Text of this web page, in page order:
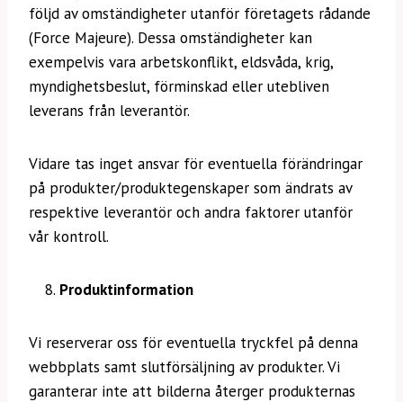
följd av omständigheter utanför företagets rådande
(Force Majeure). Dessa omständigheter kan
exempelvis vara arbetskonflikt, eldsvåda, krig,
myndighetsbeslut, förminskad eller utebliven
leverans från leverantör.
Vidare tas inget ansvar för eventuella förändringar
på produkter/produktegenskaper som ändrats av
respektive leverantör och andra faktorer utanför
vår kontroll.
Produktinformation
Vi reserverar oss för eventuella tryckfel på denna
webbplats samt slutförsäljning av produkter. Vi
garanterar inte att bilderna återger produkternas